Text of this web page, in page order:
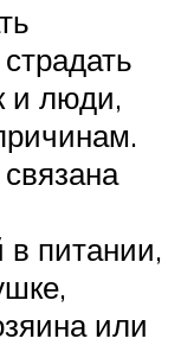
и люди,
питании,
или